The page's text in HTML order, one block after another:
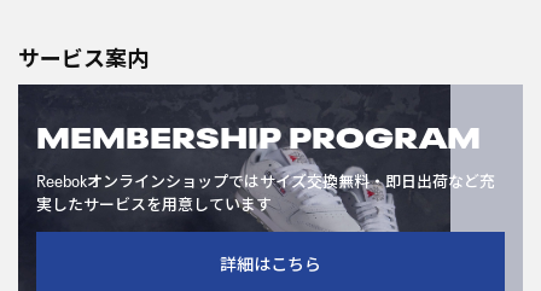
サービス案内
MEMBERSHIP PROGRAM
Reebokオンラインショップではサイズ交換無料・即日出荷など充
実したサービスを用意しています
詳細はこちら